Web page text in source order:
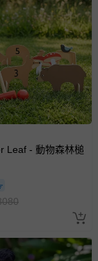
Leaf - 動物森林槌